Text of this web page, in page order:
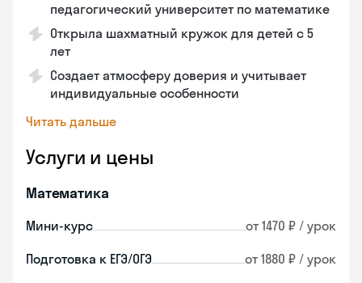
педагогический университет по математике
Открыла шахматный кружок для детей с 5
лет
Создает атмосферу доверия и учитывает
индивидуальные особенности
Читать дальше
Услуги и цены
Математика
Мини-курс от 1470 ₽ / урок
Подготовка к ЕГЭ/ОГЭ от 1880 ₽ / урок